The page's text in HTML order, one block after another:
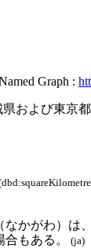
Graph :
および東京
なかがわ）は
合もある。
(ja)